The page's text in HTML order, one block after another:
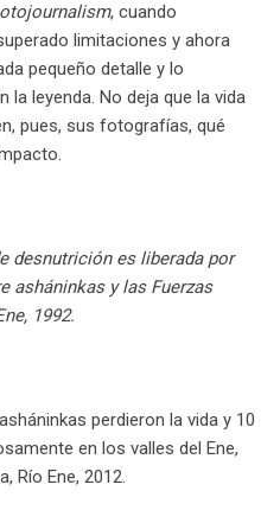
, cuando
limitaciones y ahora
pequeño detalle y lo
la leyenda. No deja que la vida
pues, sus fotografías, qué
desnutrición es liberada por
asháninkas y las Fuerzas
1992.
perdieron la vida y 10
en los valles del Ene,
Río Ene, 2012.